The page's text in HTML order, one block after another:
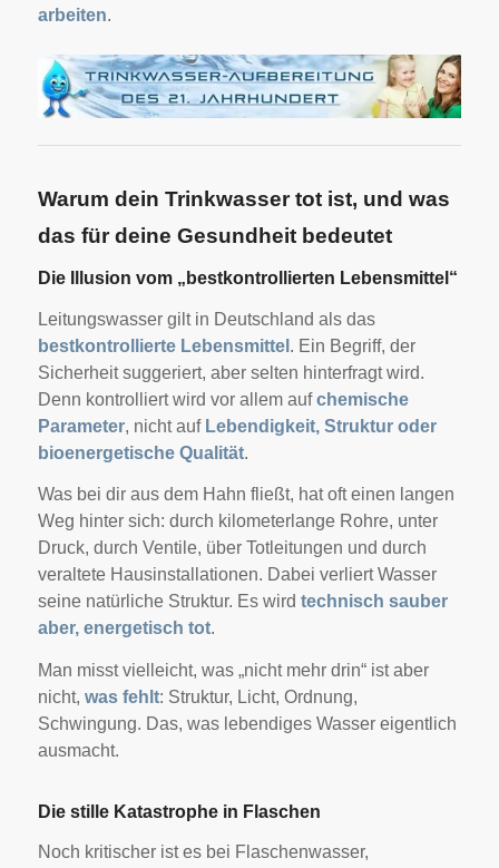
arbeiten.
Warum dein Trinkwasser tot ist, und was
das für deine Gesundheit bedeutet
Die Illusion vom „bestkontrollierten Lebensmittel“
Leitungswasser gilt in Deutschland als das
bestkontrollierte Lebensmittel . Ein Begriff, der
Sicherheit suggeriert, aber selten hinterfragt wird.
Denn kontrolliert wird vor allem aufchemische
Parameter, nicht auf Lebendigkeit, Struktur oder
bioenergetische Qualität.
Was bei dir aus dem Hahn fließt, hat oft einen langen
Weg hinter sich: durch kilometerlange Rohre, unter
Druck, durch Ventile, über Totleitungen und durch
veraltete Hausinstallationen. Dabei verliert Wasser
seine natürliche Struktur. Es wird technisch sauber
aber, energetisch tot.
Man misst vielleicht, was „nicht mehr drin“ ist aber
nicht, was fehlt: Struktur, Licht, Ordnung,
Schwingung. Das, was lebendiges Wasser eigentlich
ausmacht.
Die stille Katastrophe in Flaschen
Noch kritischer ist es bei Flaschenwasser,